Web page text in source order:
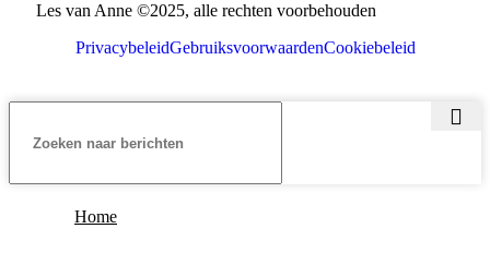
Les van Anne ©️2025, alle rechten voorbehouden
PrivacybeleidGebruiksvoorwaardenCookiebeleid
Home